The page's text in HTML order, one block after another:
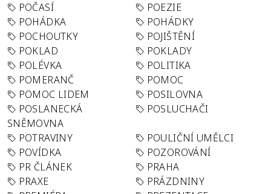
POČASÍ
POEZIE
POHÁDKA
POHÁDKY
POCHOUTKY
POJIŠTĚNÍ
POKLAD
POKLADY
POLÉVKA
POLITIKA
POMERANČ
POMOC
POMOC LIDEM
POSILOVNA
POSLANECKÁ
SNĚMOVNA
POSLUCHAČI
POTRAVINY
POULIČNÍ UMĚLCI
POVÍDKA
POZOROVÁNÍ
PR ČLÁNEK
PRAHA
PRAXE
PRÁZDNINY